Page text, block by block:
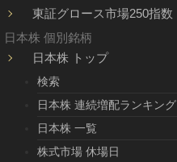
東証グロース市場250指数
日本株 個別銘柄
日本株 トップ
検索
日本株 連続増配ランキング
日本株 一覧
株式市場 休場日